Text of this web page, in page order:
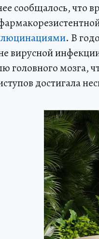
сообщалось, что
. В
вирусной
головного мозга,
достигала